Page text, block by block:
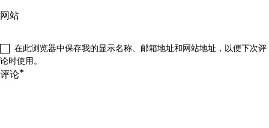
评论*
网站
在此浏览器中保存我的显示名称、邮箱地址和网站地址，以便下次评
论时使用。